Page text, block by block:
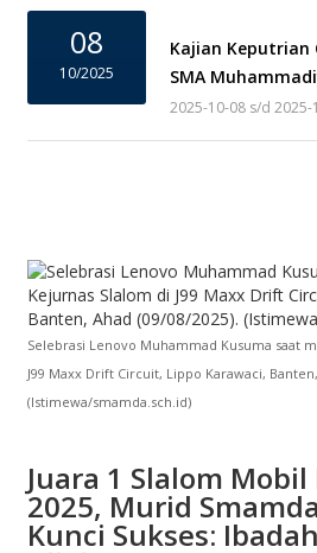
08
10/2025
Kajian Keputrian
SMA
2025-10-08 s/d 2025-
Selebrasi Lenovo Muhammad Kusuma saat
J99 Maxx Drift Circuit, Lippo Karawaci,
(Istimewa/smamda.sch.id)
Juara 1 Slalom
2025, Murid
Kunci Sukses: